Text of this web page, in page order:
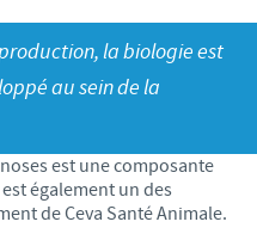
et scientifiques
la biologie est
au sein de la
est une composante
également un des
de Ceva Santé Animale.